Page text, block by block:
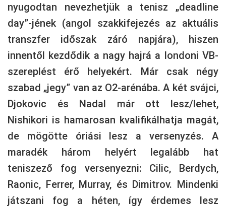
nyugodtan nevezhetjük a tenisz „deadline
day”-jének (angol szakkifejezés az aktuális
transzfer időszak záró napjára), hiszen
innentől kezdődik a nagy hajrá a londoni VB-
szereplést érő helyekért. Már csak négy
szabad „jegy” van az O2-arénába. A két svájci,
Djokovic és Nadal már ott lesz/lehet,
Nishikori is hamarosan kvalifikálhatja magát,
de mögötte óriási lesz a versenyzés. A
maradék három helyért legalább hat
teniszező fog versenyezni: Cilic, Berdych,
Raonic, Ferrer, Murray, és Dimitrov. Mindenki
játszani fog a héten, így érdemes lesz